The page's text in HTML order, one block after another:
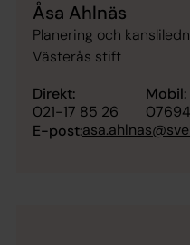
Åsa Ahlnäs
Planering och
Västerås stift
Direkt:
021-17 85 26
Mobil:
E-post: